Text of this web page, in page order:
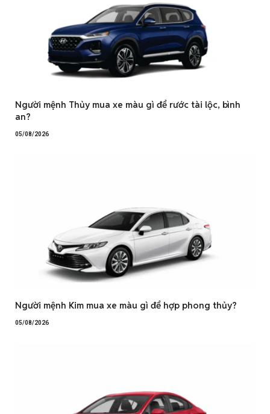
Người mệnh Thủy mua xe màu gì để rước tài lộc, bình
an?
05/08/2026
Người mệnh Kim mua xe màu gì để hợp phong thủy?
05/08/2026